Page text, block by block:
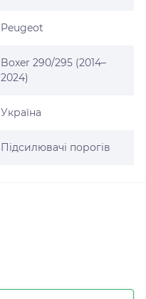
Peugeot
Boxer 290/295 (2014–
2024)
Україна
Підсилювачі порогів